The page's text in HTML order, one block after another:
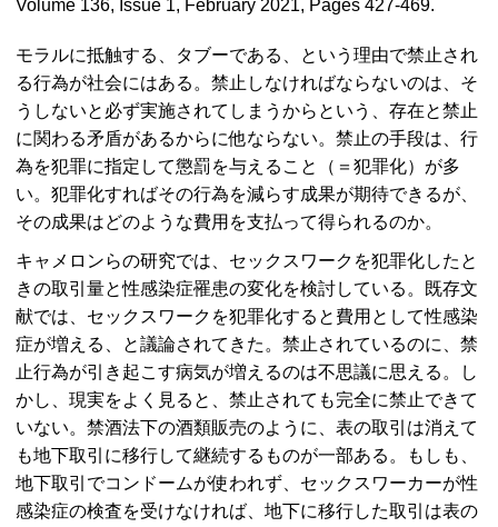
Volume 136, Issue 1, February 2021, Pages 427-469.
モラルに抵触する、タブーである、という理由で禁止され
る行為が社会にはある。禁止しなければならないのは、そ
うしないと必ず実施されてしまうからという、存在と禁止
に関わる矛盾があるからに他ならない。禁止の手段は、行
為を犯罪に指定して懲罰を与えること（＝犯罪化）が多
い。犯罪化すればその行為を減らす成果が期待できるが、
その成果はどのような費用を支払って得られるのか。
キャメロンらの研究では、セックスワークを犯罪化したと
きの取引量と性感染症罹患の変化を検討している。既存文
献では、セックスワークを犯罪化すると費用として性感染
症が増える、と議論されてきた。禁止されているのに、禁
止行為が引き起こす病気が増えるのは不思議に思える。し
かし、現実をよく見ると、禁止されても完全に禁止できて
いない。禁酒法下の酒類販売のように、表の取引は消えて
も地下取引に移行して継続するものが一部ある。もしも、
地下取引でコンドームが使われず、セックスワーカーが性
感染症の検査を受けなければ、地下に移行した取引は表の